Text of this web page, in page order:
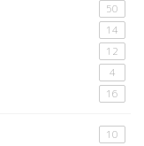
50
14
12
4
16
10